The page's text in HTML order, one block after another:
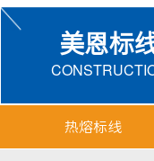
美恩标
热熔标线